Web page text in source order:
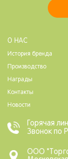
О НАС
История бренда
Производство
Награды
Контакты
Новости
Горячая
Звонок по
ООО